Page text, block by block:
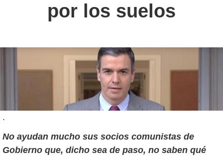
por los suelos
.
No ayudan mucho sus socios comunistas de
Gobierno que, dicho sea de paso, no saben qué